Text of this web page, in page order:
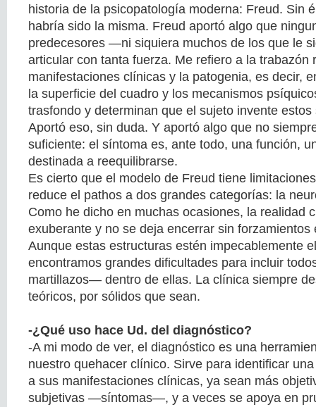
historia de la psicopatología moderna: Freud. Sin
habría sido la misma. Freud aportó algo que
predecesores —ni siquiera muchos de los que le
articular con tanta fuerza. Me refiero a la trabazón
manifestaciones clínicas y la patogenia, es decir,
la superficie del cuadro y los mecanismos
trasfondo y determinan que el sujeto invente
Aportó eso, sin duda. Y aportó algo que no
suficiente: el síntoma es, ante todo, una función,
destinada a reequilibrarse.
Es cierto que el modelo de Freud tiene
reduce el pathos a dos grandes categorías: la
Como he dicho en muchas ocasiones, la realidad
exuberante y no se deja encerrar sin forzamientos
Aunque estas estructuras estén impecablemente
encontramos grandes dificultades para incluir
martillazos— dentro de ellas. La clínica siempre
teóricos, por sólidos que sean.
-¿Qué uso hace Ud. del diagnóstico?
-A mi modo de ver, el diagnóstico es una
nuestro quehacer clínico. Sirve para identificar
a sus manifestaciones clínicas, ya sean más
subjetivas —síntomas—, y a veces se apoya en